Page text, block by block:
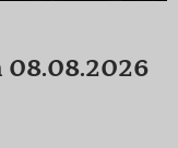
08.08.2026